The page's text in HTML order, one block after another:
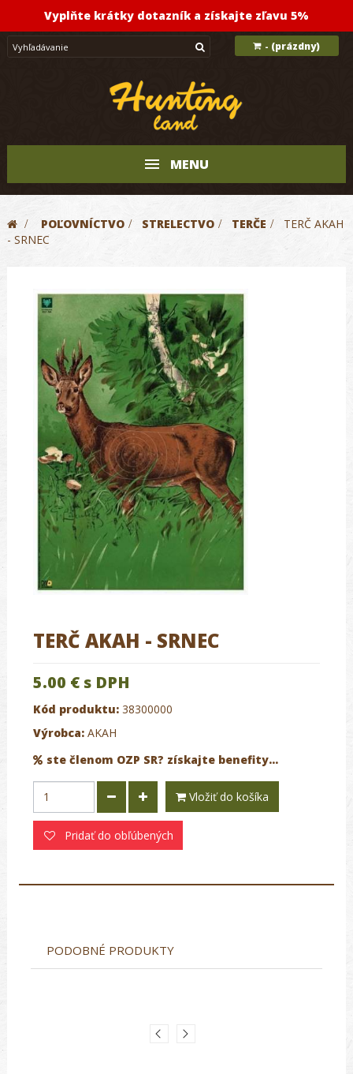
Vyplňte krátky dotazník a získajte zľavu 5%
- (prázdny)
MENU
> POĽOVNÍCTVO > STRELECTVO > TERČE >
TERČ AKAH
- SRNEC
TERČ AKAH - SRNEC
5.00 € s DPH
Kód produktu: 38300000
Výrobca: AKAH
ste členom OZP SR? získajte benefity...
Vložiť do košíka
Pridať do obľúbených
PODOBNÉ PRODUKTY